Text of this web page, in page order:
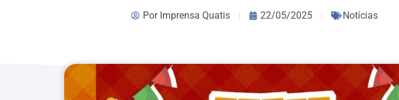
PorImprensa Quatis 22/05/2025 Notícias